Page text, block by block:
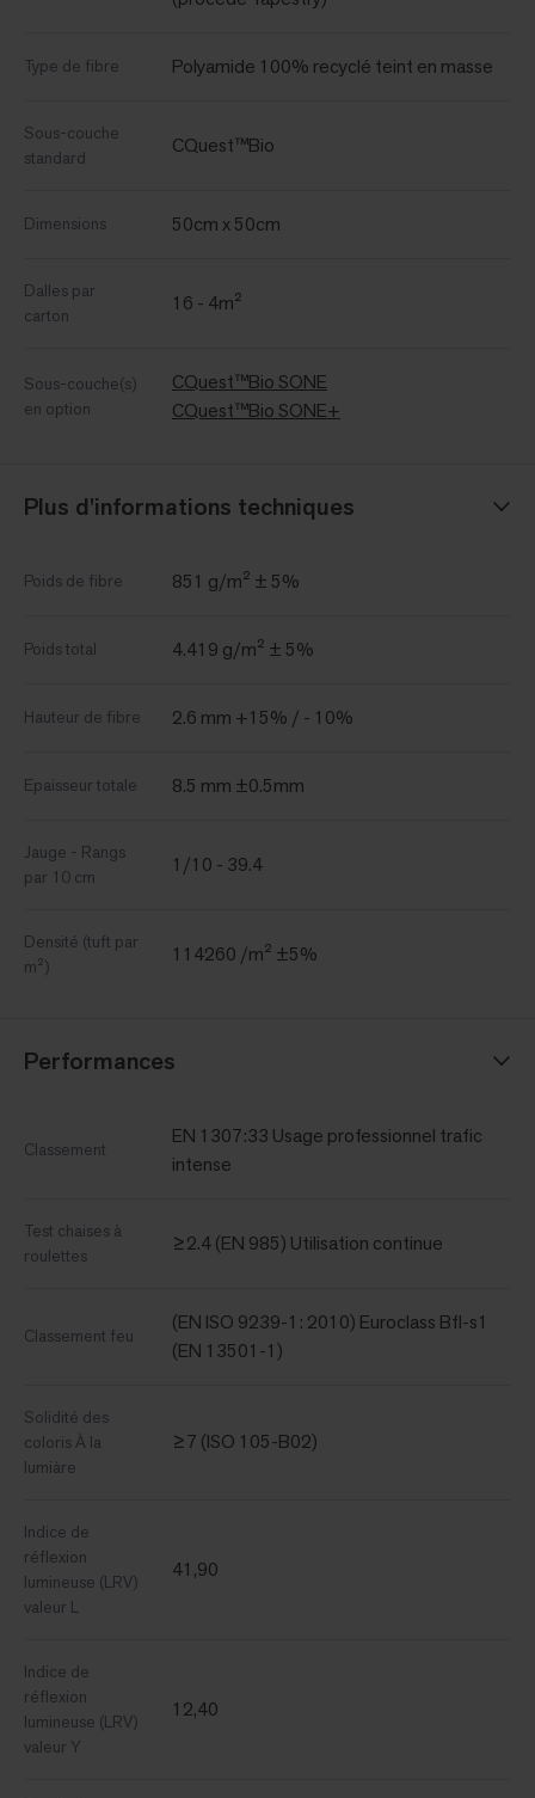
Type de fibre Polyamide 100% recyclé teint en masse
Sous-couche
standard
CQuest™Bio
Dimensions 50cm x 50cm
Dalles par
carton
16 - 4m²
Sous-couche(s)
en option
CQuest™Bio SONE
CQuest™Bio SONE+
Plus d'informations techniques
Poids de fibre 851 g/m² ± 5%
Poids total 4.419 g/m² ± 5%
Hauteur de fibre 2.6 mm +15% / - 10%
Epaisseur totale 8.5 mm ±0.5mm
Jauge - Rangs
par 10 cm
1/10 - 39.4
Densité (tuft par
m²)
114260 /m² ±5%
Performances
Classement
EN 1307:33 Usage professionnel trafic
intense
Test chaises à
roulettes
≥2.4 (EN 985) Utilisation continue
Classement feu
(EN ISO 9239-1: 2010) Euroclass Bfl-s1
(EN 13501-1)
Solidité des
coloris À la
lumiàre
≥7 (ISO 105-B02)
Indice de
réflexion
lumineuse (LRV)
valeur L
41,90
Indice de
réflexion
lumineuse (LRV)
valeur Y
12,40